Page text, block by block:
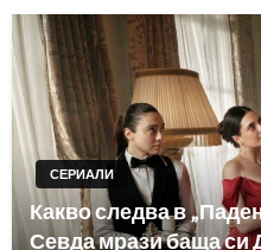
СЕРИАЛИ
Какво следва в
Севда мрази баща си